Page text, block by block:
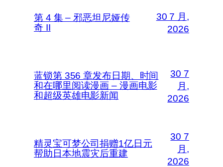
第 4 集 – 邪恶坦尼娅传
奇 II
30 7 月,
2026
蓝锁第 356 章发布日期、时间
和在哪里阅读漫画 – 漫画电影
和超级英雄电影新闻
30 7
月,
2026
精灵宝可梦公司捐赠1亿日元
帮助日本地震灾后重建
30 7
月,
2026